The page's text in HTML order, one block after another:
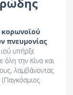
κορωνοϊού
πνευμονίας
υπήρξε
όλη την Κίνα και
λαμβάνοντας